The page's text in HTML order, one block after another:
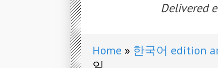
Delivered
Home
한국어 edition